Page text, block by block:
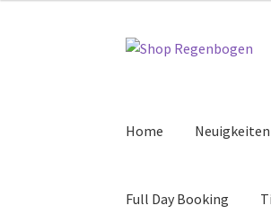
Zur
Zum
Home Neuigkeiten
Full Day Booking